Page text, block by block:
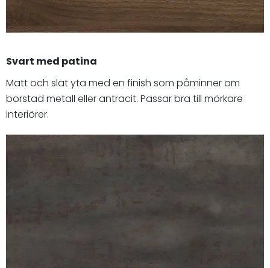
Svart med patina
Matt och slät yta med en finish som påminner om
borstad metall eller antracit. Passar bra till mörkare
interiörer.